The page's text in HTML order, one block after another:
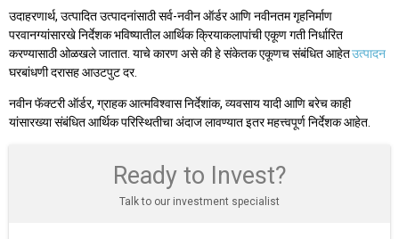
उदाहरणार्थ, उत्पादित उत्पादनांसाठी सर्व-नवीन ऑर्डर आणि नवीनतम गृहनिर्माण
परवानग्यांसारखे निर्देशक भविष्यातील आर्थिक क्रियाकलापांची एकूण गती निर्धारित
करण्यासाठी ओळखले जातात. याचे कारण असे की हे संकेतक एकूणच संबंधित आहेतउत्पादन
घरबांधणी दरासह आउटपुट दर.
नवीन फॅक्टरी ऑर्डर, ग्राहक आत्मविश्वास निर्देशांक, व्यवसाय यादी आणि बरेच काही
यांसारख्या संबंधित आर्थिक परिस्थितीचा अंदाज लावण्यात इतर महत्त्वपूर्ण निर्देशक आहेत.
Ready to Invest?
Talk to our investment specialist